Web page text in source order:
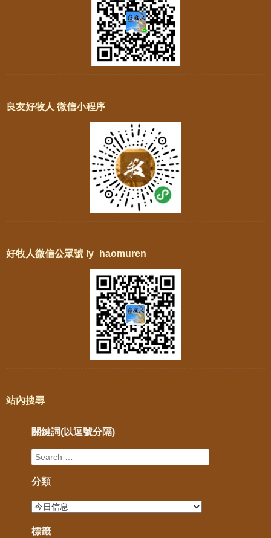
良友好牧人 微信小程序
好牧人微信公眾號 ly_haomuren
站內搜尋
關鍵詞(以逗號分隔)
分類
標籤